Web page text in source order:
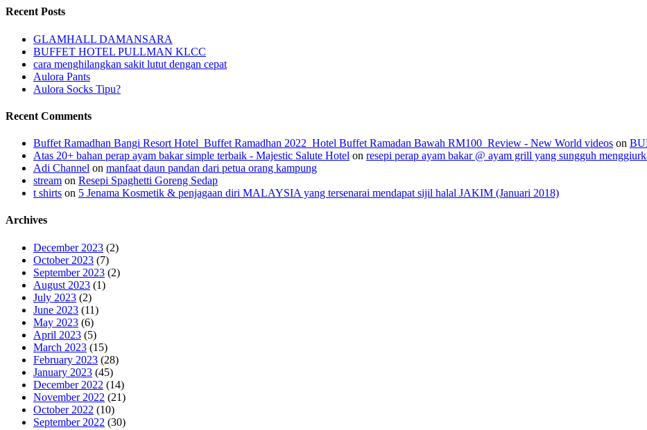
Recent Posts
GLAMHALL DAMANSARA
BUFFET HOTEL PULLMAN KLCC
cara menghilangkan sakit lutut dengan cepat
Aulora Pants
Aulora Socks Tipu?
Recent Comments
Buffet Ramadhan Bangi Resort Hotel_Buffet Ramadhan 2022_Hotel Buffet Ramadan Bawah RM100_Review - New World videos on
Atas 20+ bahan perap ayam bakar simple terbaik - Majestic Salute Hotel on resepi perap ayam bakar @ ayam grill yang sungguh
Adi Channel on manfaat daun pandan dari petua orang kampung
stream on Resepi Spaghetti Goreng Sedap
t shirts on 5 Jenama Kosmetik & penjagaan diri MALAYSIA yang tersenarai mendapat sijil halal JAKIM (Januari 2018)
Archives
December 2023 (2)
October 2023 (7)
September 2023 (2)
August 2023 (1)
July 2023 (2)
June 2023 (11)
May 2023 (6)
April 2023 (5)
March 2023 (15)
February 2023 (28)
January 2023 (45)
December 2022 (14)
November 2022 (21)
October 2022 (10)
September 2022 (30)